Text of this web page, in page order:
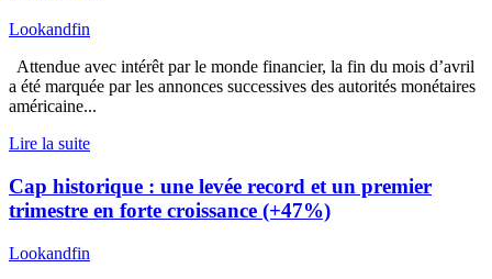
Lookandfin
Attendue avec intérêt par le monde financier, la fin du mois d’avril
a été marquée par les annonces successives des autorités monétaires
américaine...
Lire la suite
Cap historique : une levée record et un premier
trimestre en forte croissance (+47%)
Lookandfin